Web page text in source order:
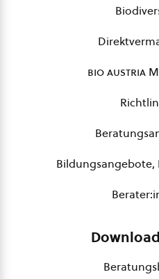
bio austria
Bildungsangebote,